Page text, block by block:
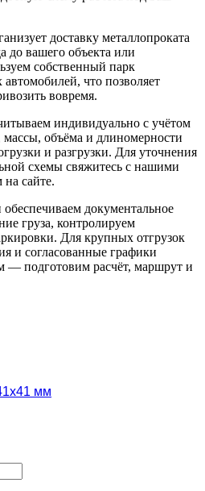
доставку металлопроката
до вашего объекта или
собственный парк
что позволяет
вовремя.
индивидуально с учётом
массы, объёма и длиномерности
и разгрузки. Для уточнения
схемы свяжитесь с нашими
сайте.
документальное
груза, контролируем
Для крупных отгрузок
и согласованные графики
— подготовим расчёт, маршрут и
мм